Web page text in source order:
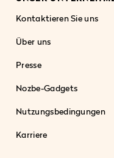
Kontaktieren Sie uns
Über uns
Presse
Nozbe-Gadgets
Nutzungsbedingungen
Karriere